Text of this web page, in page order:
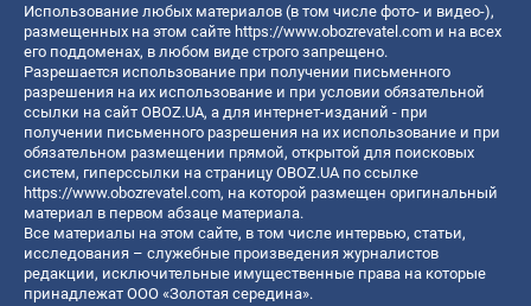
Использование любых материалов (в том числе фото- и видео-),
размещенных на этом сайте https://www.obozrevatel.com и на всех
его поддоменах, в любом виде строго запрещено.
Разрешается использование при получении письменного
разрешения на их использование и при условии обязательной
ссылки на сайт OBOZ.UA, а для интернет-изданий - при
получении письменного разрешения на их использование и при
обязательном размещении прямой, открытой для поисковых
систем, гиперссылки на страницу OBOZ.UA по ссылке
https://www.obozrevatel.com, на которой размещен оригинальный
материал в первом абзаце материала.
Все материалы на этом сайте, в том числе интервью, статьи,
исследования – служебные произведения журналистов
редакции, исключительные имущественные права на которые
принадлежат ООО «Золотая середина».